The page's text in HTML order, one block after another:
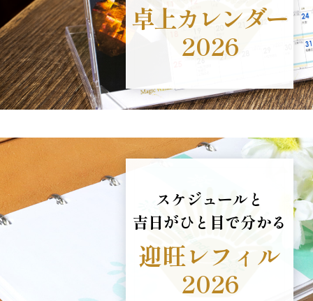
卓上カレンダー
2026
スケジュールと
吉日がひと目で分かる
迎旺レフィル
2026